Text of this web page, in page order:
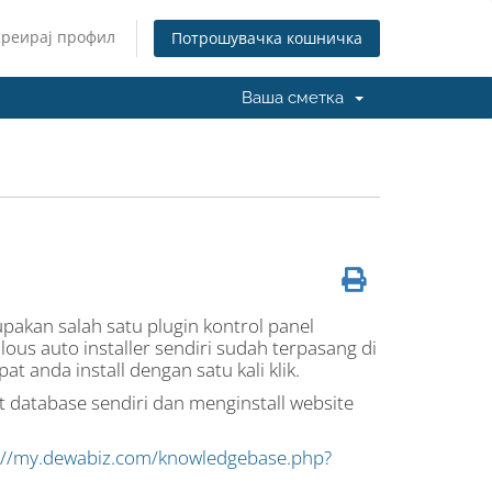
профил Потрошувачка кошничка
Ваша сметка
salah satu plugin kontrol panel
auto installer sendiri sudah terpasang di
anda install dengan satu kali klik.
sendiri dan menginstall website
my.dewabiz.com/knowledgebase.php?